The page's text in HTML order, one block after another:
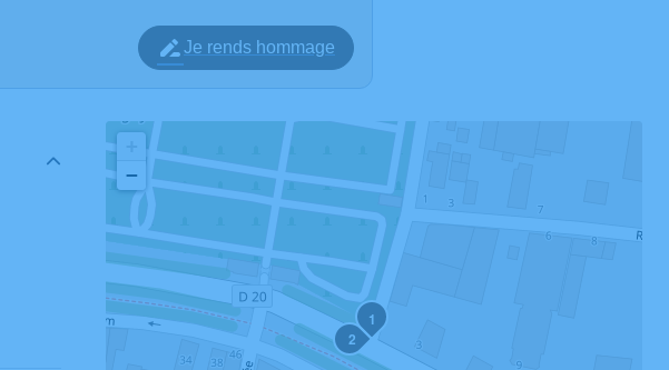
Je rends hommage
1
2
−